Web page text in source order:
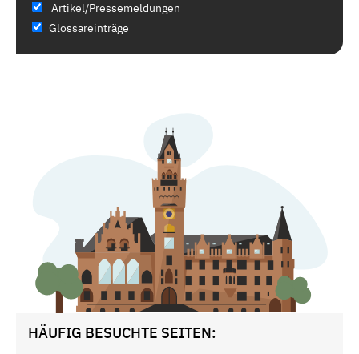
Artikel/Pressemeldungen
Glossareinträge
HÄUFIG BESUCHTE SEITEN: